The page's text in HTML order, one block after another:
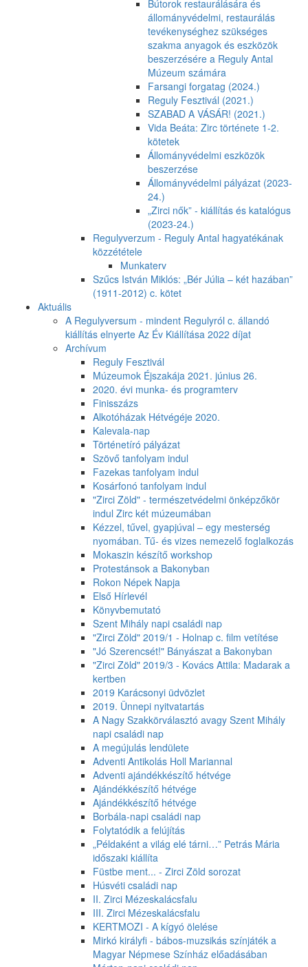
Bútorok restaurálására és
állományvédelmi, restaurálás
tevékenységhez szükséges
szakma anyagok és eszközök
beszerzésére a Reguly Antal
Múzeum számára
Farsangi forgatag (2024.)
Reguly Fesztivál (2021.)
SZABAD A VÁSÁR! (2021.)
Vida Beáta: Zirc története 1-2.
kötetek
Állományvédelmi eszközök
beszerzése
Állományvédelmi pályázat (2023-
24.)
„Zirci nők” - kiállítás és katalógus
(2023-24.)
Regulyverzum - Reguly Antal hagyatékának
közzététele
Munkaterv
Szűcs István Miklós: „Bér Júlia – két hazában”
(1911-2012) c. kötet
Aktuális
A Regulyversum - mindent Regulyról c. állandó
kiállítás elnyerte Az Év Kiállítása 2022 díjat
Archívum
Reguly Fesztivál
Múzeumok Éjszakája 2021. június 26.
2020. évi munka- és programterv
Finisszázs
Alkotóházak Hétvégéje 2020.
Kalevala-nap
Történetíró pályázat
Szövő tanfolyam indul
Fazekas tanfolyam indul
Kosárfonó tanfolyam indul
"Zirci Zöld" - természetvédelmi önképzőkör
indul Zirc két múzeumában
Kézzel, tűvel, gyapjúval – egy mesterség
nyomában. Tű- és vizes nemezelő foglalkozás
Mokaszin készítő workshop
Protestánsok a Bakonyban
Rokon Népek Napja
Első Hírlevél
Könyvbemutató
Szent Mihály napi családi nap
"Zirci Zöld" 2019/1 - Holnap c. film vetítése
"Jó Szerencsét!" Bányászat a Bakonyban
"Zirci Zöld" 2019/3 - Kovács Attila: Madarak a
kertben
2019 Karácsonyi üdvözlet
2019. Ünnepi nyitvatartás
A Nagy Szakkörválasztó avagy Szent Mihály
napi családi nap
A megújulás lendülete
Adventi Antikolás Holl Mariannal
Adventi ajándékkészítő hétvége
Ajándékkészítő hétvége
Ajándékkészítő hétvége
Borbála-napi családi nap
Folytatódik a felújítás
„Példaként a világ elé tárni…” Petrás Mária
időszaki kiállíta
Füstbe ment... - Zirci Zöld sorozat
Húsvéti családi nap
II. Zirci Mézeskalácsfalu
III. Zirci Mézeskalácsfalu
KERTMOZI - A kígyó ölelése
Mirkó királyfi - bábos-muzsikás színjáték a
Magyar Népmese Színház előadásában